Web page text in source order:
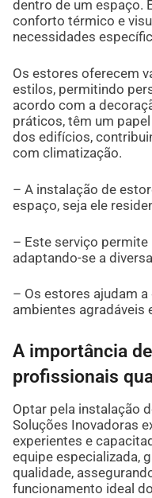
dentro de um espaço.
conforto térmico e
necessidades
Os estores oferecem
estilos, permitindo
acordo com a
práticos, têm um
dos edifícios,
com climatização.
– A instalação de
espaço, seja ele
– Este serviço permite
adaptando-se a
– Os estores ajudam
ambientes agradáveis
A importância
profissionais
Optar pela instalação
Soluções Inovadoras
experientes e
equipe especializada,
qualidade,
funcionamento ideal